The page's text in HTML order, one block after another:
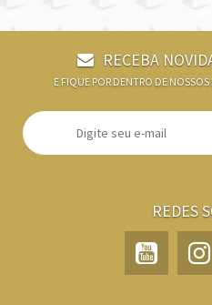
RECEBA
E FIQUE POR DENTRO DE
REDES